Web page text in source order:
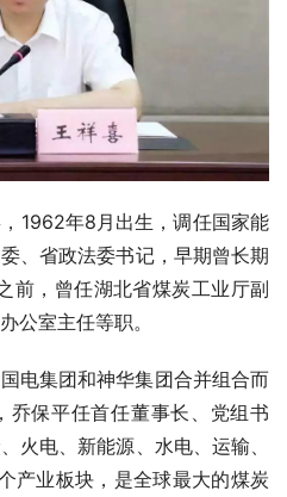
1962年8月出生，调任国家能
、省政法委书记，早期曾长期
前，曾任湖北省煤炭工业厅副
公室主任等职。
电集团和神华集团合并组合而
乔保平任首任董事长、党组书
火电、新能源、水电、运输、
产业板块，是全球最大的煤炭